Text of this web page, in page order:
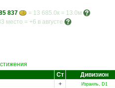
837
= 13 685.0к = 13.0м
место = +6 в августе
Ст Дивизион
+ Израиль, D1